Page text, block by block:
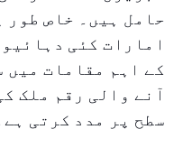
حامل ہیں۔ خاص طور
امارات کئی
کے اہم مقامات میں
آنے والی رقم ملک
سطح پر مدد کرتی ہے۔